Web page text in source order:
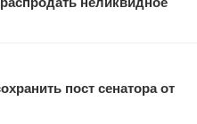
пост сенатора от